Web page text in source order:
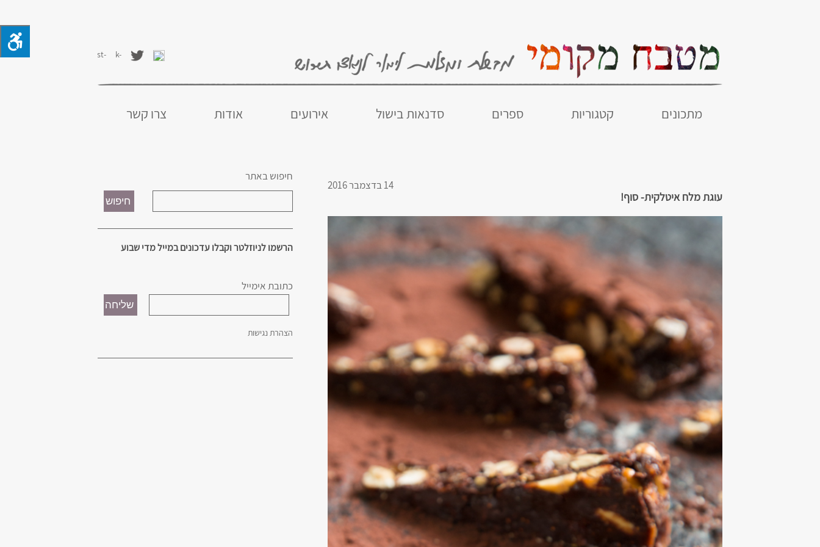
מתכונים קטגוריות ספרים סדנאות בישול אירועים אודות צרו קשר
14 בדצמבר 2016
עוגת מלח איטלקית- סוף!
חיפוש באתר
הרשמו לניוזלטר וקבלו עדכונים במייל מדי שבוע
כתובת אימייל
הצהרת נגישות